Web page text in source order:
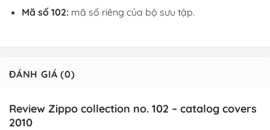
Mã số 102:mã số riêng của bộ sưu tập.
ĐÁNH GIÁ (0)
Review Zippo collection no. 102 – catalog covers
2010